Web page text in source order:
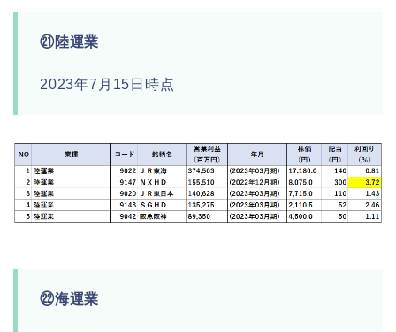
㉑陸運業
2023年7月15日時点
㉒海運業